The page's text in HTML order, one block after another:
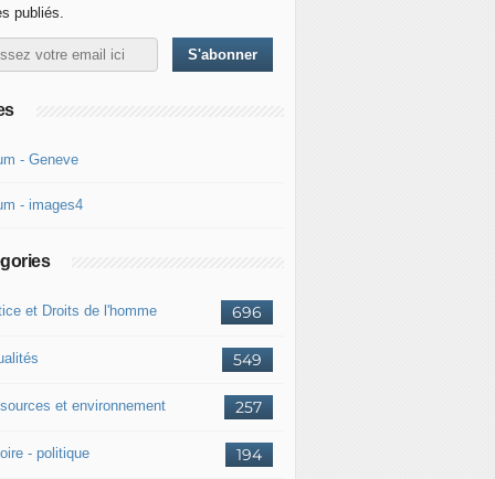
publiés.
- Geneve
- images4
696
et Droits de l'homme
549
257
et environnement
194
- politique